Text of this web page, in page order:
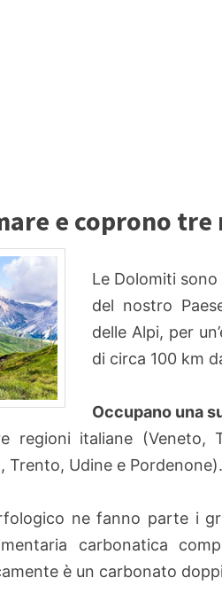
e coprono
Le Dolomiti
del nostro
delle Alpi, per
di circa 100 km
Occupano una
regioni italiane (Veneto,
Trento, Udine e Pordenone).
ne fanno parte i
carbonatica
è un carbonato